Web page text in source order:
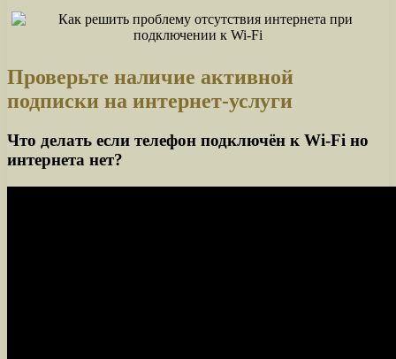
Проверьте наличие активной
подписки на интернет-услуги
Что делать если телефон подключён к Wi-Fi но
интернета нет?